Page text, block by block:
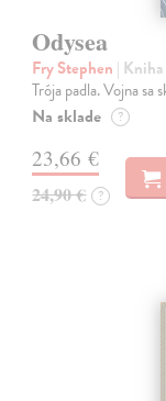
Odysea
Fry Stephen | Kniha
Trója padla. Vojna sa
Na sklade ?
23,66 €
24,90 € ?